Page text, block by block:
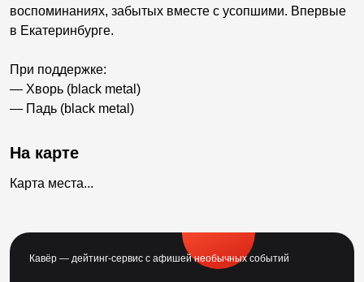
воспоминаниях, забытых вместе с усопшими. Впервые
в Екатеринбурге.
При поддержке:
— Хворь (black metal)
— Падь (black metal)
На карте
Карта места...
Кавёр — дейтинг-сервис с афишей необычных событий